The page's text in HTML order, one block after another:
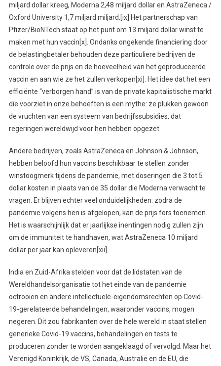
miljard dollar kreeg, Moderna 2,48 miljard dollar en AstraZeneca /
Oxford University 1,7 miljard miljard.[ix] Het partnerschap van
Pfizer/BioNTech staat op het punt om 13 miljard dollar winst te
maken met hun vaccin[x]. Ondanks ongekende financiering door
de belastingbetaler behouden deze particuliere bedrijven de
controle over de prijs en de hoeveelheid van het geproduceerde
vaccin en aan wie ze het zullen verkopen[xi]. Het idee dat het een
efficiënte “verborgen hand” is van de private kapitalistische markt
die voorziet in onze behoeften is een mythe: ze plukken gewoon
de vruchten van een systeem van bedrijfssubsidies, dat
regeringen wereldwijd voor hen hebben opgezet.
Andere bedrijven, zoals AstraZeneca en Johnson & Johnson,
hebben beloofd hun vaccins beschikbaar te stellen zonder
winstoogmerk tijdens de pandemie, met doseringen die 3 tot 5
dollar kosten in plaats van de 35 dollar die Moderna verwacht te
vragen. Er blijven echter veel onduidelijkheden: zodra de
pandemie volgens hen is afgelopen, kan de prijs fors toenemen.
Het is waarschijnlijk dat er jaarlijkse inentingen nodig zullen zijn
om de immuniteit te handhaven, wat AstraZeneca 10 miljard
dollar per jaar kan opleveren[xii].
India en Zuid-Afrika stelden voor dat de lidstaten van de
Wereldhandelsorganisatie tot het einde van de pandemie
octrooien en andere intellectuele-eigendomsrechten op Covid-
19-gerelateerde behandelingen, waaronder vaccins, mogen
negeren. Dit zou fabrikanten over de hele wereld in staat stellen
generieke Covid-19 vaccins, behandelingen en tests te
produceren zonder te worden aangeklaagd of vervolgd. Maar het
Verenigd Koninkrijk, de VS, Canada, Australië en de EU, die